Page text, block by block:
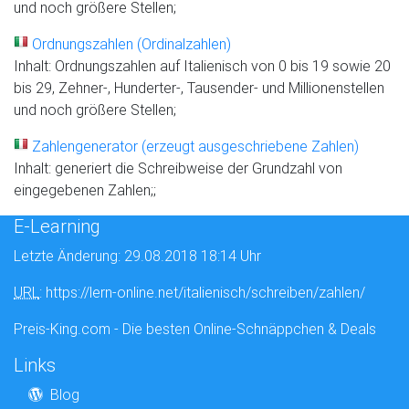
und noch größere Stellen;
Ordnungszahlen (Ordinalzahlen)
Inhalt: Ordnungszahlen auf Italienisch von 0 bis 19 sowie 20
bis 29, Zehner-, Hunderter-, Tausender- und Millionenstellen
und noch größere Stellen;
Zahlengenerator (erzeugt ausgeschriebene Zahlen)
Inhalt: generiert die Schreibweise der Grundzahl von
eingegebenen Zahlen;;
E-Learning
Letzte Änderung: 29.08.2018 18:14 Uhr
URL: https://lern-online.net/italienisch/schreiben/zahlen/
Preis-King.com - Die besten Online-Schnäppchen & Deals
Links
Blog